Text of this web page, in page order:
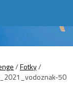
/Fotky/
50